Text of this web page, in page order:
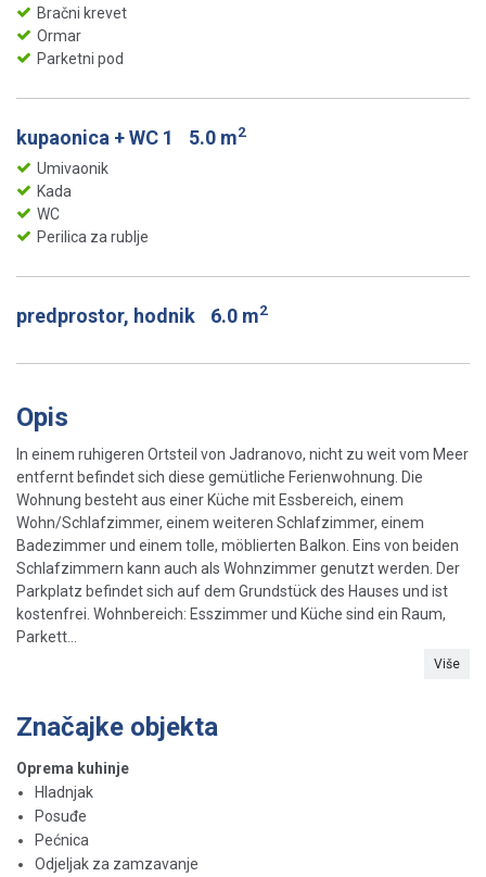
Bračni krevet
Ormar
Parketni pod
kupaonica + WC 1 5.0 m2
Umivaonik
Kada
WC
Perilica za rublje
predprostor, hodnik 6.0 m2
Opis
In einem ruhigeren Ortsteil von Jadranovo, nicht zu weit vom Meer
entfernt befindet sich diese gemütliche Ferienwohnung. Die
Wohnung besteht aus einer Küche mit Essbereich, einem
Wohn/Schlafzimmer, einem weiteren Schlafzimmer, einem
Badezimmer und einem tolle, möblierten Balkon. Eins von beiden
Schlafzimmern kann auch als Wohnzimmer genutzt werden. Der
Parkplatz befindet sich auf dem Grundstück des Hauses und ist
kostenfrei. Wohnbereich: Esszimmer und Küche sind ein Raum,
Parkett...
Više
Značajke objekta
Oprema kuhinje
Hladnjak
Posuđe
Pećnica
Odjeljak za zamzavanje